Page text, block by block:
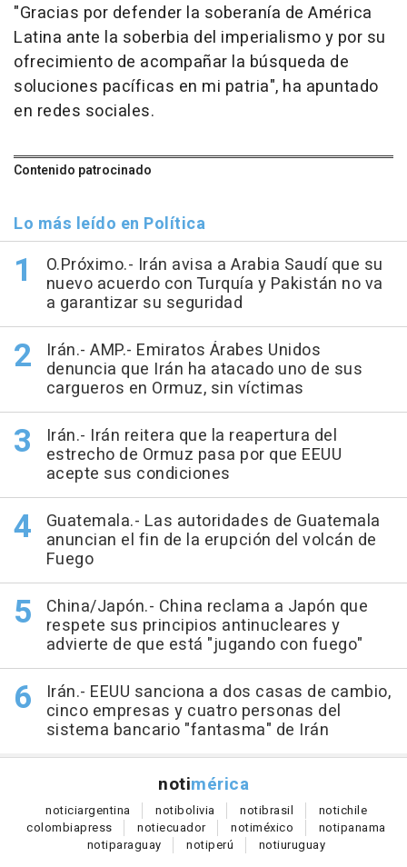
"Gracias por defender la soberanía de América
Latina ante la soberbia del imperialismo y por su
ofrecimiento de acompañar la búsqueda de
soluciones pacíficas en mi patria", ha apuntado
en redes sociales.
Contenido patrocinado
Lo más leído en Política
O.Próximo.- Irán avisa a Arabia Saudí que su
nuevo acuerdo con Turquía y Pakistán no va
a garantizar su seguridad
Irán.- AMP.- Emiratos Árabes Unidos
denuncia que Irán ha atacado uno de sus
cargueros en Ormuz, sin víctimas
Irán.- Irán reitera que la reapertura del
estrecho de Ormuz pasa por que EEUU
acepte sus condiciones
Guatemala.- Las autoridades de Guatemala
anuncian el fin de la erupción del volcán de
Fuego
China/Japón.- China reclama a Japón que
respete sus principios antinucleares y
advierte de que está "jugando con fuego"
Irán.- EEUU sanciona a dos casas de cambio,
cinco empresas y cuatro personas del
sistema bancario "fantasma" de Irán
notimérica
noticiargentina notibolivia notibrasil notichile
colombiapress notiecuador notiméxico notipanama
notiparaguay notiperú notiuruguay